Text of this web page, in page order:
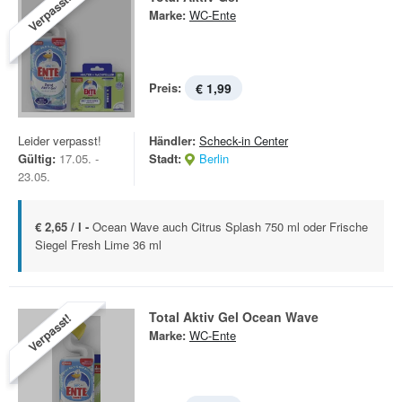
Verpasst! Marke: WC-Ente
Preis: € 1,99
Leider verpasst!
Gültig: 17.05. -
23.05.
Händler: Scheck-in Center
Stadt:
Berlin
€ 2,65 / l - Ocean Wave auch Citrus Splash 750 ml oder Frische
Siegel Fresh Lime 36 ml
Verpasst! Total Aktiv Gel Ocean Wave
Marke: WC-Ente